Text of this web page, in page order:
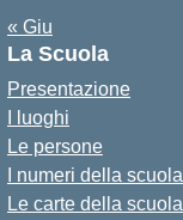
« Giu
La Scuola
Presentazione
I luoghi
Le persone
I numeri della scuola
Le carte della scuola